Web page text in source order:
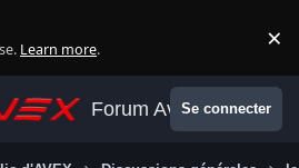
Learn more. ×
Forum AvexSe connecter